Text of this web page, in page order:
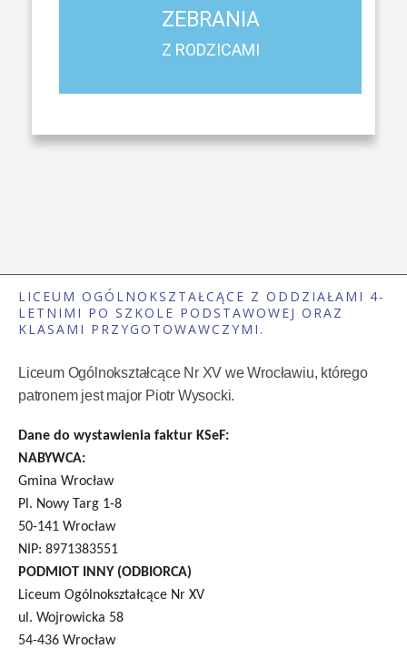
ZEBRANIA
Z RODZICAMI
Harmonogram spotkań i konsultacji z rodzicami
LICEUM OGÓLNOKSZTAŁCĄCE Z ODDZIAŁAMI 4-
LETNIMI PO SZKOLE PODSTAWOWEJ ORAZ
KLASAMI PRZYGOTOWAWCZYMI.
Liceum Ogólnokształcące Nr XV we Wrocławiu, którego
patronem jest major Piotr Wysocki.
Dane do wystawienia faktur KSeF:
NABYWCA:
Gmina Wrocław
Pl. Nowy Targ 1-8
50-141 Wrocław
NIP: 8971383551
PODMIOT INNY (ODBIORCA)
Liceum Ogólnokształcące Nr XV
ul. Wojrowicka 58
54-436 Wrocław